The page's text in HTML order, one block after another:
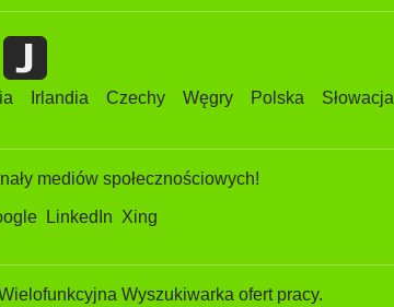
Irlandia Czechy Węgry Polska Słowacja
mediów społecznościowych!
LinkedIn Xing
Wyszukiwarka ofert pracy.